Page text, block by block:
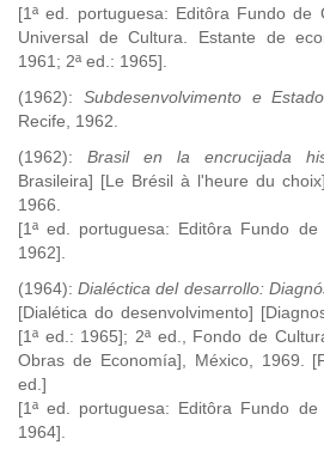
[1ª ed. portuguesa: Editôra Fundo de
Universal de Cultura. Estante de
1961; 2ª ed.: 1965].
(1962): Subdesenvolvimento e
Recife, 1962.
(1962): Brasil en la encrucijada
Brasileira] [Le Brésil à l'heure du
1966.
[1ª ed. portuguesa: Editôra Fundo
1962].
(1964):Dialéctica del desarrollo:
[Dialética do desenvolvimento]
[1ª ed.: 1965]; 2ª ed., Fondo de
Obras de Economía], México, 1969.
ed.]
[1ª ed. portuguesa: Editôra Fundo
1964].